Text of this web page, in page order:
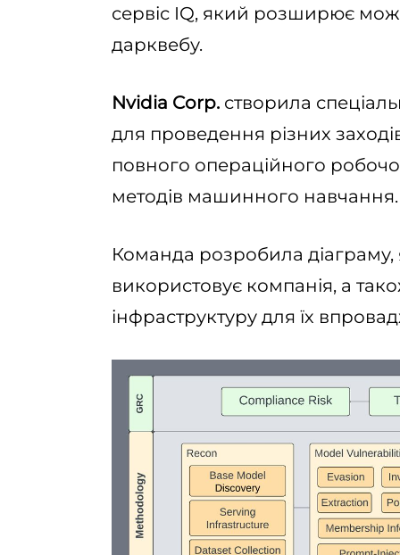
сервіс IQ, який розширює
дарквебу.
Nvidia Corp. створила
для проведення різних
повного операційного
методів машинного навчання.
Команда розробила діаграму,
використовує компанія, а
інфраструктуру для їх